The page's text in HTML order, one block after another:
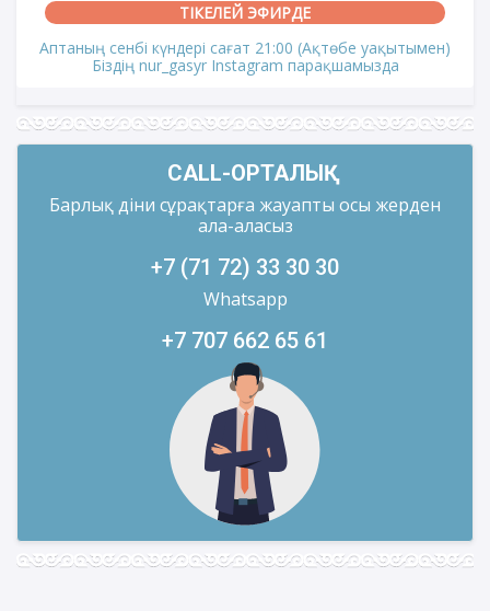
ТІКЕЛЕЙ ЭФИРДЕ
Аптаның сенбі күндері сағат 21:00 (Ақтөбе уақытымен)
Біздің nur_gasyr Instagram парақшамызда
CALL-ОРТАЛЫҚ
Барлық діни сұрақтарға жауапты осы жерден
ала-аласыз
+7 (71 72) 33 30 30
Whatsapp
+7 707 662 65 61